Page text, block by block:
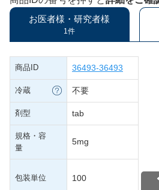
お医者様・研究者様
1件
商品ID 36493-36493
冷蔵 不要
剤型 tab
規格・容
量
5mg
包装単位 100